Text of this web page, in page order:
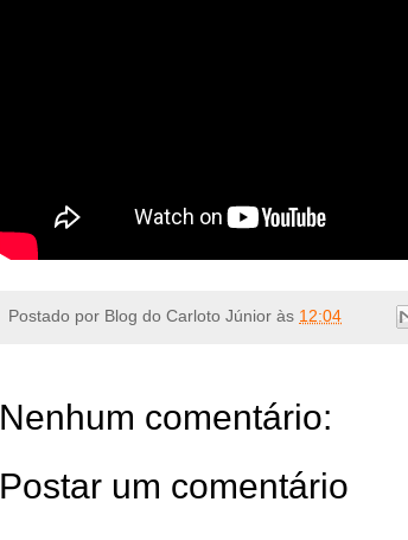
Postado por Blog do Carloto Júnior às 12:04
Nenhum comentário:
Postar um comentário